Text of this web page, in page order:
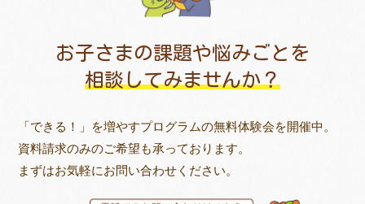
お子さまの課題や悩みごとを
相談してみませんか？
「できる！」を増やすプログラムの無料体験会を開催中。
資料請求のみのご希望も承っております。
まずはお気軽にお問い合わせください。